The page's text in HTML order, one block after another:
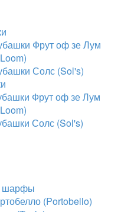
Фрут оф зе Лум
Солс (Sol's)
Фрут оф зе Лум
Солс (Sol's)
шарфы
(Portobello)